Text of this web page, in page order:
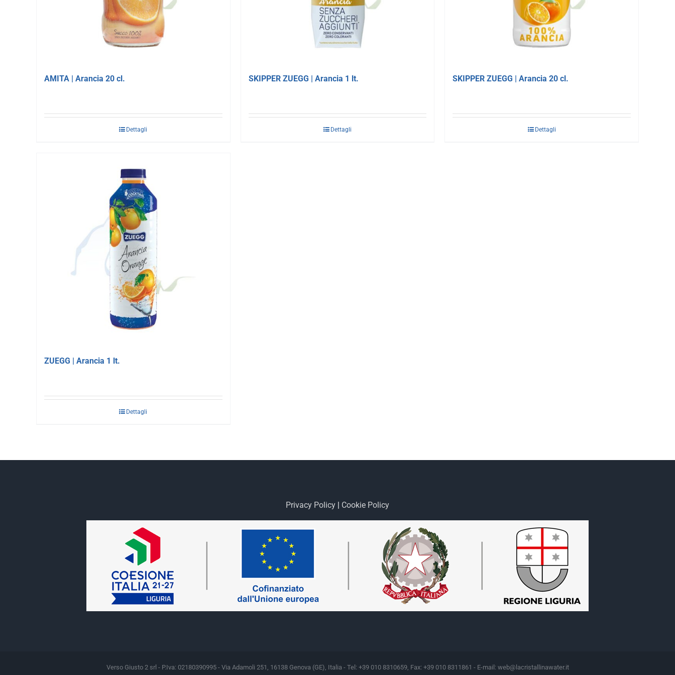
AMITA | Arancia 20 cl.
Dettagli
SKIPPER ZUEGG | Arancia 1 lt.
Dettagli
SKIPPER ZUEGG | Arancia 20 cl.
Dettagli
ZUEGG | Arancia 1 lt.
Dettagli
Privacy Policy Cookie Policy
Verso Giusto 2 srl - P.Iva: 02180390995 - Via Adamoli 251, 16138 Genova (GE), Italia - Tel: +39 010 8310659, Fax: +39 010 8311861 - E-mail: web@lacristallinawater.it